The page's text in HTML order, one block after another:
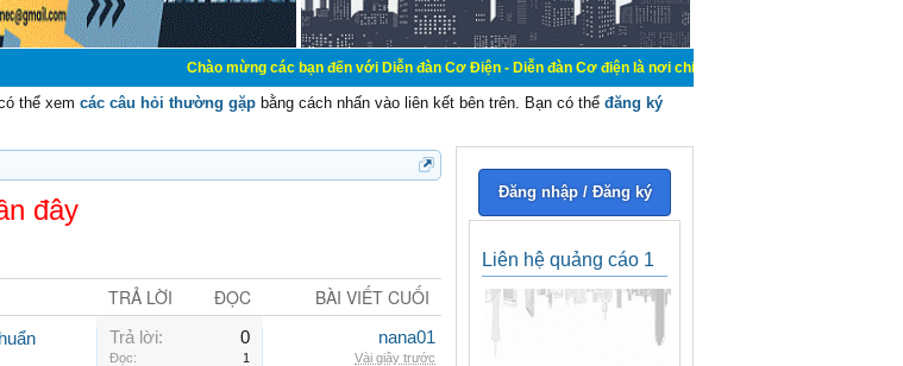
Chào mừng các bạn đến với Diễn đàn Cơ Điện - Diễn đàn Cơ điện là nơi chia sẽ kiến thức kinh nghiệm trong lãnh
thể xem các câu hỏi thường gặp bằng cách nhấn vào liên kết bên trên. Bạn có thể đăng ký
đây
TRẢ LỜI ĐỌC BÀI VIẾT CUỐI
Trả lời: 0
Đọc: 1
nana01
Vài giây trước
Đăng nhập / Đăng ký
Liên hệ quảng cáo 1